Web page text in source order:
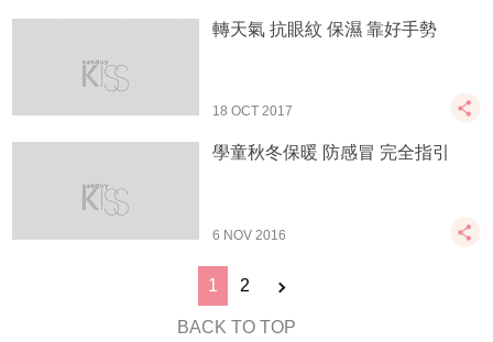
轉天氣 抗眼紋 保濕 靠好手勢
18 OCT 2017
學童秋冬保暖 防感冒 完全指引
6 NOV 2016
1 2
BACK TO TOP